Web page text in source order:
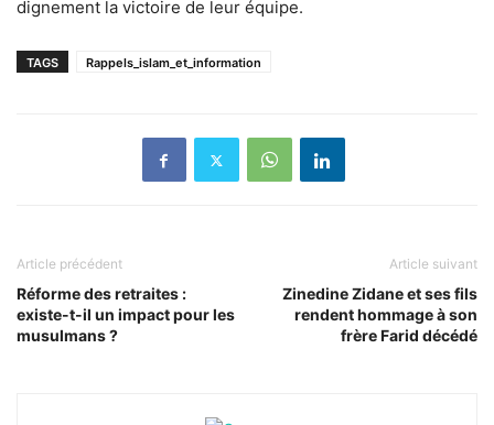
dignement la victoire de leur équipe.
TAGS Rappels_islam_et_information
Article précédent
Réforme des retraites :
existe-t-il un impact pour les
musulmans ?
Article suivant
Zinedine Zidane et ses fils
rendent hommage à son
frère Farid décédé